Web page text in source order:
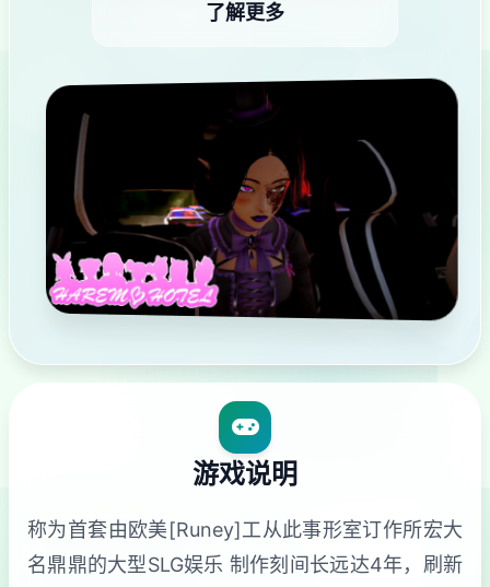
了解更多
游戏说明
称为首套由欧美[Runey]工从此事形室订作所宏大
名鼎鼎的大型SLG娱乐 制作刻间长远达4年，刷新